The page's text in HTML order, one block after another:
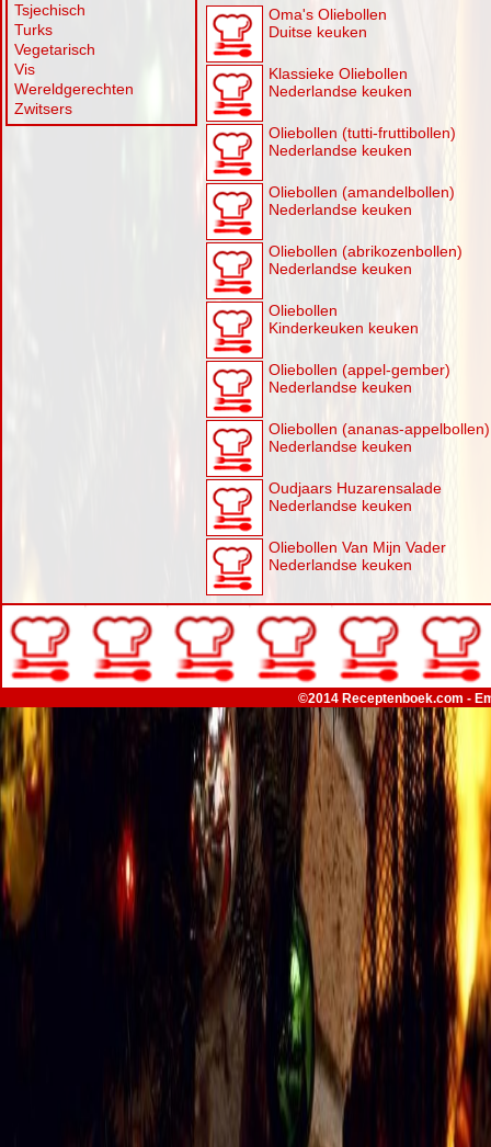
Tsjechisch
Turks
Vegetarisch
Vis
Wereldgerechten
Zwitsers
Oma's Oliebollen
Duitse keuken
Klassieke Oliebollen
Nederlandse keuken
Oliebollen (tutti-fruttibollen)
Nederlandse keuken
Oliebollen (amandelbollen)
Nederlandse keuken
Oliebollen (abrikozenbollen)
Nederlandse keuken
Oliebollen
Kinderkeuken keuken
Oliebollen (appel-gember)
Nederlandse keuken
Oliebollen (ananas-appelbollen)
Nederlandse keuken
Oudjaars Huzarensalade
Nederlandse keuken
Oliebollen Van Mijn Vader
Nederlandse keuken
©2014 Receptenboek.com -